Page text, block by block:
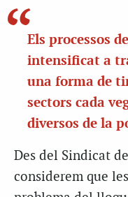
Els processos
intensificat a
una forma de
sectors cada
diversos de la
Des del Sindicat
considerem que